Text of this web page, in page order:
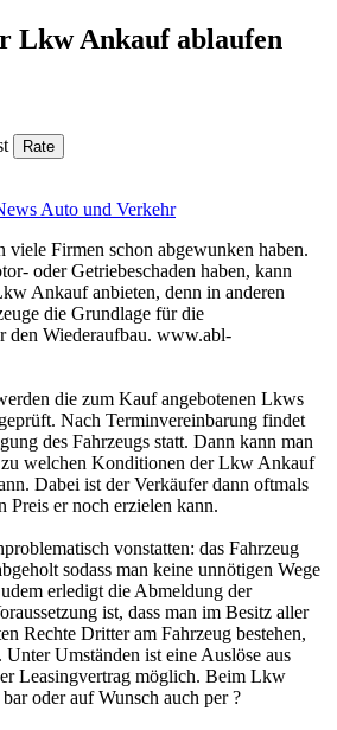
Lkw Ankauf ablaufen
Auto und Verkehr
viele Firmen schon abgewunken haben.
oder Getriebeschaden haben, kann
Ankauf anbieten, denn in anderen
die Grundlage für die
den Wiederaufbau. www.abl-
die zum Kauf angebotenen Lkws
Nach Terminvereinbarung findet
des Fahrzeugs statt. Dann kann man
zu welchen Konditionen der Lkw Ankauf
Dabei ist der Verkäufer dann oftmals
Preis er noch erzielen kann.
vonstatten: das Fahrzeug
sodass man keine unnötigen Wege
erledigt die Abmeldung der
ist, dass man im Besitz aller
Rechte Dritter am Fahrzeug bestehen,
Unter Umständen ist eine Auslöse aus
Leasingvertrag möglich. Beim Lkw
oder auf Wunsch auch per ?